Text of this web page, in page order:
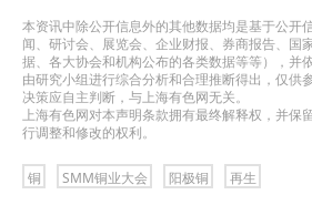
►SMM分析
直接利用（流向加工端）：一些
本资讯中除公开信息外的其他数据均是基于公开
闻、研讨会、展览会、企业财报、券商报告、国
据、各大协会和机构公布的各类数据等等），并
由研究小组进行综合分析和合理推断得出，仅供
决策应自主判断，与上海有色网无关。
上海有色网对本声明条款拥有最终解释权，并保
行调整和修改的权利。
铜 SMM铜业大会 阳极铜 再生